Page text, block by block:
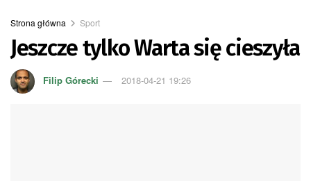
Strona główna Sport
Jeszcze tylko Warta się cieszyła
Filip Górecki 2018-04-21 19:26